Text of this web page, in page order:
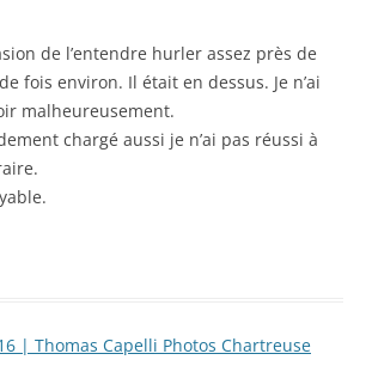
de l’entendre hurler assez près de
fois environ. Il était en dessus. Je n’ai
malheureusement.
chargé aussi je n’ai pas réussi à
| Thomas Capelli Photos Chartreuse